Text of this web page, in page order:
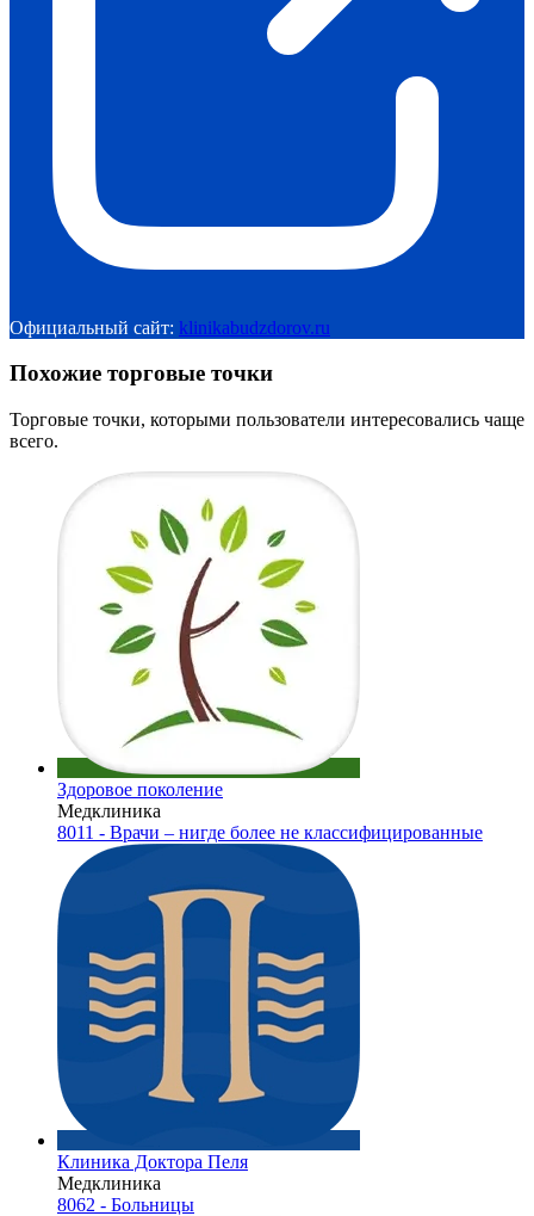
Официальный сайт: klinikabudzdorov.ru
Похожие торговые точки
Торговые точки, которыми пользователи интересовались чаще
всего.
Здоровое поколение
Медклиника
8011 - Врачи – нигде более не классифицированные
Клиника Доктора Пеля
Медклиника
8062 - Больницы